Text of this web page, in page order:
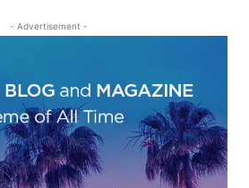
- Advertisement -